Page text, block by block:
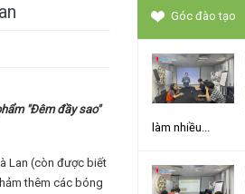
"Đêm đầy sao"
Lan (còn được biết
thêm các bóng
Góc đào tạo
làm nhiều...